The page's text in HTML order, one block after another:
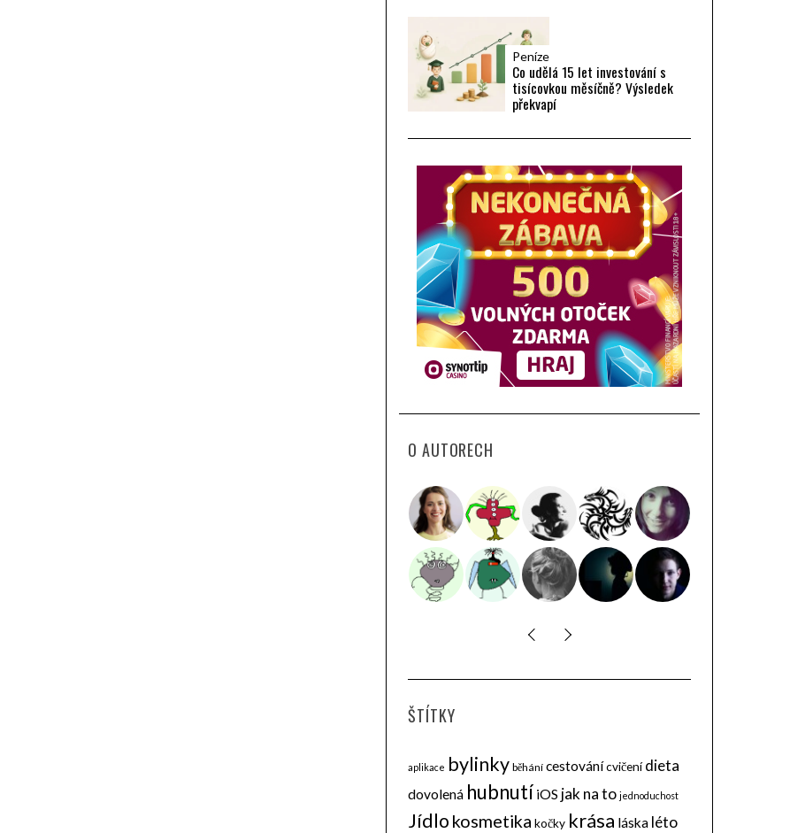
Peníze
Co udělá 15 let investování s
tisícovkou měsíčně? Výsledek
překvapí
O AUTORECH
ŠTÍTKY
aplikace bylinky běhání cestovánícvičení dieta
dovolená hubnutí iOS jak na to jednoduchost
Jídlo kosmetika kočky krása láska léto